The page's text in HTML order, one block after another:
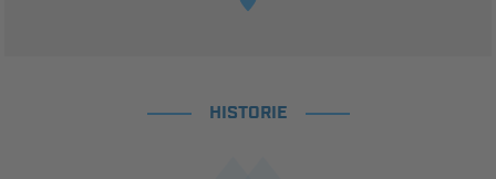
HISTORIE